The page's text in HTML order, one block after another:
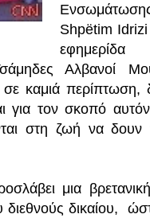
Shpëtim Idrizi
Αλβανοί
καμιά περίπτωση,
για τον σκοπό
στη ζωή να
μια βρετανική
δικαίου,